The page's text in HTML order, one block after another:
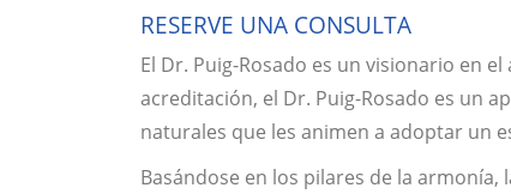
RESERVE UNA CONSULTA
El Dr. Puig-Rosado es un visionario en
acreditación, el Dr. Puig-Rosado es un
naturales que les animen a adoptar un
Basándose en los pilares de la